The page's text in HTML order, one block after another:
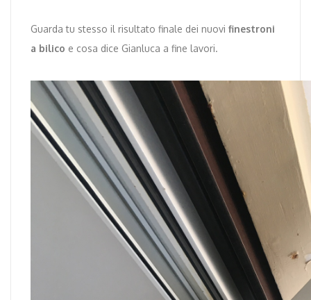
Guarda tu stesso il risultato finale dei nuovi finestroni
a bilico e cosa dice Gianluca a fine lavori.